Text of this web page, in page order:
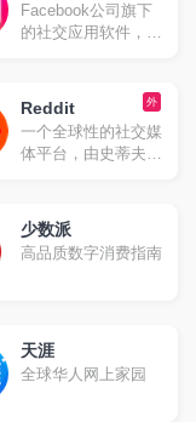
Facebook公司旗下
的社交应用软件，于
智能手机拍摄照片和
视频，并添加各种滤
镜效果进行编辑后分
享到社交网络上，如
等。
外
Reddit
一个全球性的社交媒
体平台，由史蒂夫·
。它被广泛认为是
“互联网的头版”，因
为用户可以在这里浏
少数派
高品质数字消费指南
天涯
全球华人网上家园